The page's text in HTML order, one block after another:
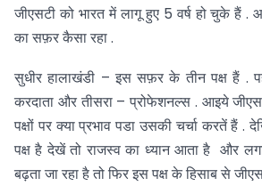
जीएसटी को भारत में लागू हुए 5 वर्ष हो चुके हैं .
का सफ़र कैसा रहा .
सुधीर हालाखंडी – इस सफ़र के तीन पक्ष हैं .
करदाता और तीसरा – प्रोफेशनल्स . आइये
पक्षों पर क्या प्रभाव पडा उसकी चर्चा करतें हैं .
पक्ष है देखें तो राजस्व का ध्यान आता है और
बढ़ता जा रहा है तो फिर इस पक्ष के हिसाब से